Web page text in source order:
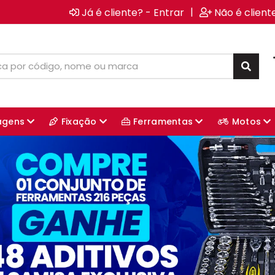
Já é cliente? - Entrar | Não é
Fixação Ferramentas Motos